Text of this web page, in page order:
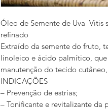
Óleo de Semente de Uva
refinado
Extraído da semente do fruto,
linoleico e ácido palmítico, que
manutenção do tecido
INDICAÇÕES
– Prevenção de estrias;
– Tonificante e revitalizante da